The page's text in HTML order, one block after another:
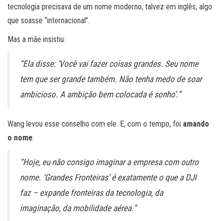
tecnologia precisava de um nome moderno, talvez em inglês, algo
que soasse “internacional”.
Mas a mãe insistiu:
“Ela disse: ‘Você vai fazer coisas grandes. Seu nome
tem que ser grande também. Não tenha medo de soar
ambicioso. A ambição bem colocada é sonho’.”
Wang levou esse conselho com ele. E, com o tempo, foi amando
o nome.
“Hoje, eu não consigo imaginar a empresa com outro
nome. ‘Grandes Fronteiras’ é exatamente o que a DJI
faz – expande fronteiras da tecnologia, da
imaginação, da mobilidade aérea.”